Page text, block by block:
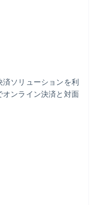
ソリューションを利
ンライン決済と対面